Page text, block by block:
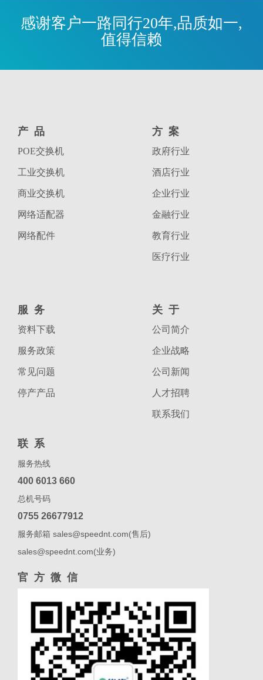
感谢客户一路同行20年,品质如一,
值得信赖
产品
POE交换机
工业交换机
商业交换机
网络适配器
网络配件
方案
政府行业
酒店行业
企业行业
金融行业
教育行业
医疗行业
服务
资料下载
服务政策
常见问题
停产产品
关于
公司简介
企业战略
公司新闻
人才招聘
联系我们
联系
服务热线
400 6013 660
总机号码
0755 26677912
服务邮箱 sales@speednt.com(售后)
sales@speednt.com(业务)
官方微信